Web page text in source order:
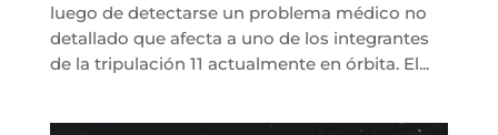
luego de detectarse un problema médico no
detallado que afecta a uno de los integrantes
de la tripulación 11 actualmente en órbita. El...